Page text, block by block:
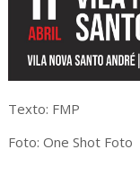
Texto: FMP
Foto: One Shot Foto